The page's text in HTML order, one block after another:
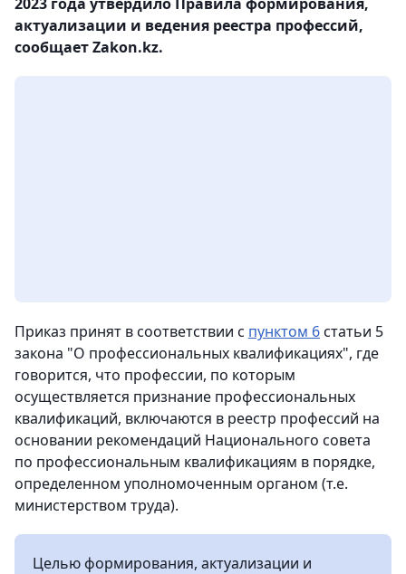
актуализации и ведения реестра профессий,
сообщает Zakon.kz.
Приказ принят в соответствии с пунктом 6статьи 5
закона "О профессиональных квалификациях", где
говорится, что профессии, по которым
осуществляется признание профессиональных
квалификаций, включаются в реестр профессий на
основании рекомендаций Национального совета
по профессиональным квалификациям в порядке,
определенном уполномоченным органом (т.е.
министерством труда).
Целью формирования, актуализации и